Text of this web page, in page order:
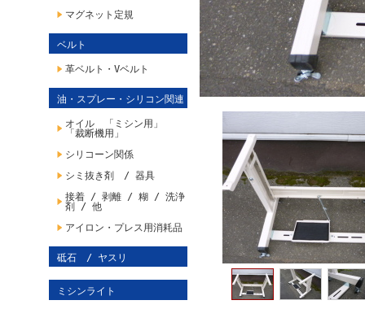
マグネット定規
ベルト
革ベルト・Vベルト
油・スプレー・シリコン関連
オイル 「ミシン用」
「裁断機用」
シリコーン関係
シミ抜き剤 / 器具
接着 / 剥離 / 糊 / 洗浄
剤 / 他
アイロン・プレス用消耗品
砥石 / ヤスリ
ミシンライト